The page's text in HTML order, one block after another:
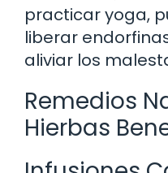
practicar yoga,
liberar
aliviar los
Remedios
Hierbas